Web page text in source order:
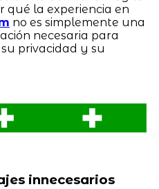
qué la experiencia en
no es simplemente una
necesaria para
privacidad y su
innecesarios